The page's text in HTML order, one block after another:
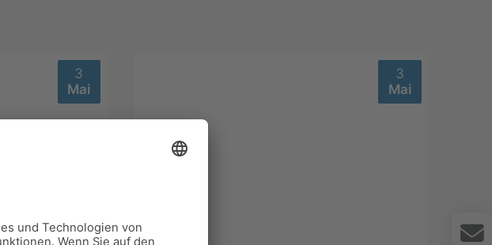
3
Mai
3
Mai